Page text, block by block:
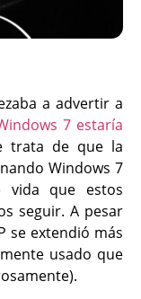
a advertir a
7 estaría
trata de que la
Windows 7
que estos
seguir. A pesar
se extendió más
usado que